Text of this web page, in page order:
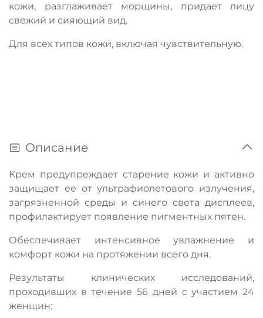
кожи, разглаживает морщины, придает лицу
свежий и сияющий вид.
Для всех типов кожи, включая чувствительную.
Описание
Крем предупреждает старение кожи и активно
защищает ее от ультрафиолетового излучения,
загрязненной среды и синего света дисплеев,
профилактирует появление пигментных пятен.
Обеспечивает интенсивное увлажнение и
комфорт кожи на протяжении всего дня.
Результаты клинических исследований,
проходивших в течение 56 дней с участием 24
женщин: